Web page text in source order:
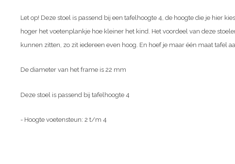
Let op! Deze stoel is passend bij een tafelhoogte 4, de hoogte die je hier
hoger het voetenplankje hoe kleiner het kind. Het voordeel van deze
kunnen zitten, zo zit iedereen even hoog. En hoef je maar één maat tafel
De diameter van het frame is 22 mm
Deze stoel is passend bij tafelhoogte 4
- Hoogte voetensteun: 2 t/m 4